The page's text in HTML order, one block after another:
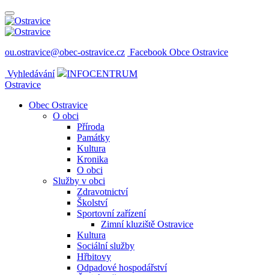
ou.ostravice@obec-ostravice.cz Facebook Obce Ostravice
Vyhledávání
INFOCENTRUM
Ostravice
Obec Ostravice
O obci
Příroda
Památky
Kultura
Kronika
O obci
Služby v obci
Zdravotnictví
Školství
Sportovní zařízení
Zimní kluziště Ostravice
Kultura
Sociální služby
Hřbitovy
Odpadové hospodářství